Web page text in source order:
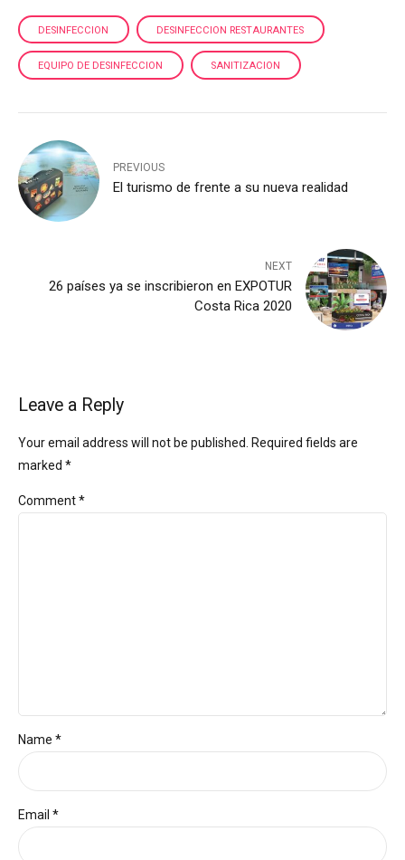
DESINFECCION DESINFECCION RESTAURANTES
EQUIPO DE DESINFECCION SANITIZACION
PREVIOUS
El turismo de frente a su nueva realidad
NEXT
26 países ya se inscribieron en EXPOTUR
Costa Rica 2020
Leave a Reply
Your email address will not be published. Required fields are
marked *
Comment*
Name *
Email *